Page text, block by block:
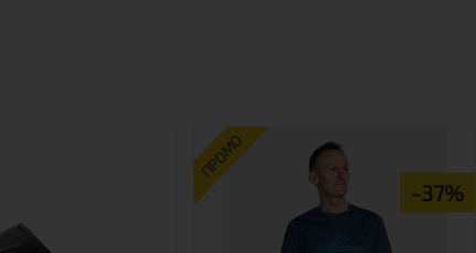
ПРОМО
-37%